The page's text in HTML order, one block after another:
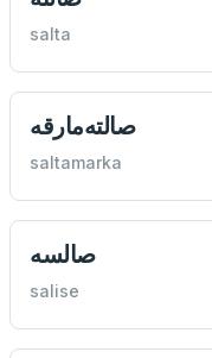
salta
صالته‌مارقه
saltamarka
صالسه
salise